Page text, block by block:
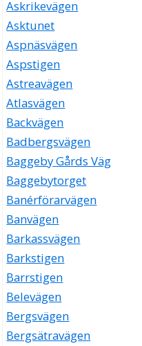
Askrikevägen
Asktunet
Aspnäsvägen
Aspstigen
Astreavägen
Atlasvägen
Backvägen
Badbergsvägen
Baggeby Gårds Väg
Baggebytorget
Banérförarvägen
Banvägen
Barkassvägen
Barkstigen
Barrstigen
Belevägen
Bergsvägen
Bergsätravägen